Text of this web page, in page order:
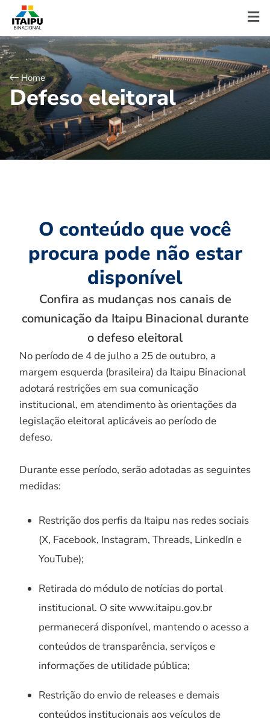
Home
Defeso eleitoral
O conteúdo que você
procura pode não estar
disponível
Confira as mudanças nos canais de
comunicação da Itaipu Binacional durante
o defeso eleitoral
No período de 4 de julho a 25 de outubro, a
margem esquerda (brasileira) da Itaipu Binacional
adotará restrições em sua comunicação
institucional, em atendimento às orientações da
legislação eleitoral aplicáveis ao período de
defeso.
Durante esse período, serão adotadas as seguintes
medidas:
Restrição dos perfis da Itaipu nas redes sociais
(X, Facebook, Instagram, Threads, LinkedIn e
YouTube);
Retirada do módulo de notícias do portal
institucional. O site www.itaipu.gov.br
permanecerá disponível, mantendo o acesso a
conteúdos de transparência, serviços e
informações de utilidade pública;
Restrição do envio de releases e demais
conteúdos institucionais aos veículos de